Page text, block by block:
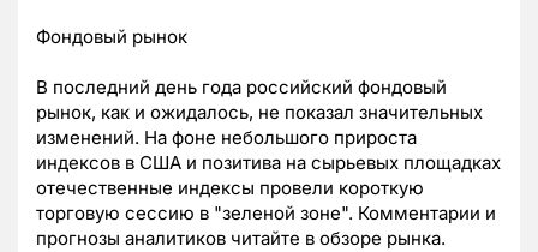
Фондовый рынок
В последний день года российский фондовый
рынок, как и ожидалось, не показал значительных
изменений. На фоне небольшого прироста
индексов в США и позитива на сырьевых площадках
отечественные индексы провели короткую
торговую сессию в "зеленой зоне". Комментарии и
прогнозы аналитиков читайте в обзоре рынка.